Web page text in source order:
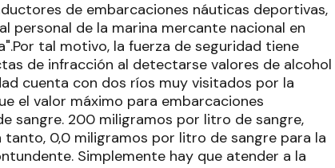
de embarcaciones náuticas deportivas,
de la marina mercante nacional en
tal motivo, la fuerza de seguridad tiene
de infracción al detectarse valores de alcohol
cuenta con dos ríos muy visitados por la
el valor máximo para embarcaciones
sangre. 200 miligramos por litro de sangre,
0,0 miligramos por litro de sangre para la
Simplemente hay que atender a la